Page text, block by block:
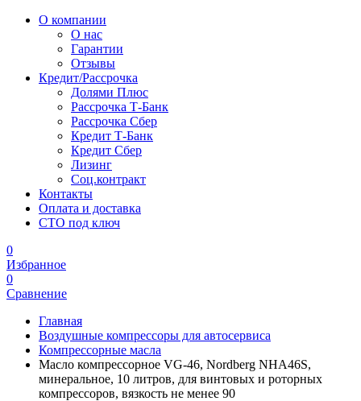
О компании
О нас
Гарантии
Отзывы
Кредит/Рассрочка
Долями Плюс
Рассрочка Т-Банк
Рассрочка Сбер
Кредит Т-Банк
Кредит Сбер
Лизинг
Соц.контракт
Контакты
Оплата и доставка
СТО под ключ
0
Избранное
0
Сравнение
Главная
Воздушные компрессоры для автосервиса
Компрессорные масла
Масло компрессорное VG-46, Nordberg NHA46S,
минеральное, 10 литров, для винтовых и роторных
компрессоров, вязкость не менее 90